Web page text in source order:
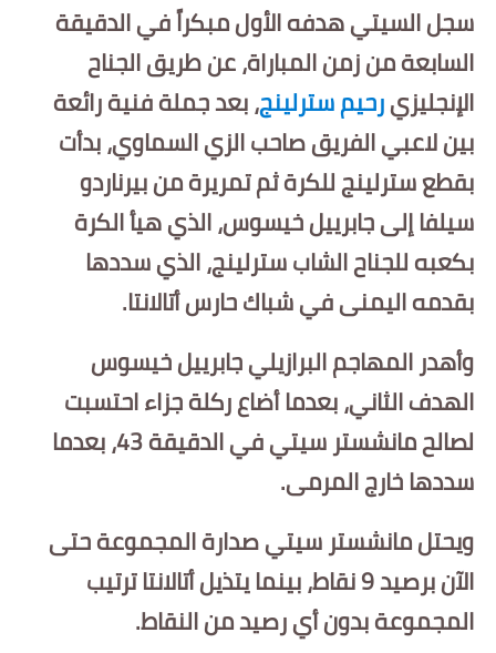
البوابة التعليمية
المزيد
اقتصاد
المرأة والطفل
حكاية صورة
ثقافة
حوادث
سجل السيتي هدفه الأول مبكراً في الدقيقة
السابعة من زمن المباراة، عن طريق الجناح
الإنجليزيرحيم سترلينج، بعد جملة فنية رائعة
بين لاعبي الفريق صاحب الزي السماوي، بدأت
بقطع سترلينج للكرة ثم تمريرة من بيرناردو
سيلفا إلى جابرييل خيسوس، الذي هيأ الكرة
بكعبه للجناح الشاب سترلينج، الذي سددها
بقدمه اليمنى في شباك حارس أتالانتا.
وأهدر المهاجم البرازيلي جابرييل خيسوس
الهدف الثاني، بعدما أضاع ركلة جزاء احتسبت
لصالح مانشستر سيتي في الدقيقة 43، بعدما
سددها خارج المرمى.
ويحتل مانشستر سيتي صدارة المجموعة حتى
الآن برصيد 9 نقاط، بينما يتذيل أتالانتا ترتيب
المجموعة بدون أي رصيد من النقاط.